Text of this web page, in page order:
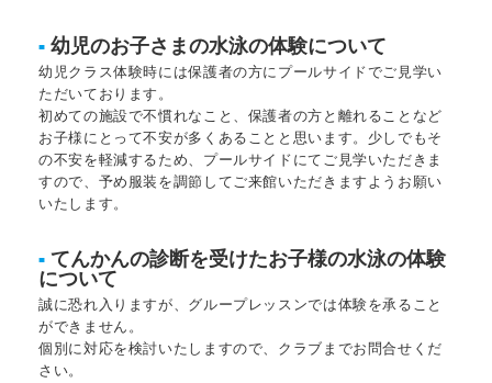
■ 幼児のお子さまの水泳の体験について
幼児クラス体験時には保護者の方にプールサイドでご見学い
ただいております。
初めての施設で不慣れなこと、保護者の方と離れることなど
お子様にとって不安が多くあることと思います。少しでもそ
の不安を軽減するため、プールサイドにてご見学いただきま
すので、予め服装を調節してご来館いただきますようお願い
いたします。
■ てんかんの診断を受けたお子様の水泳の体験
について
誠に恐れ入りますが、グループレッスンでは体験を承ること
ができません。
個別に対応を検討いたしますので、クラブまでお問合せくだ
さい。